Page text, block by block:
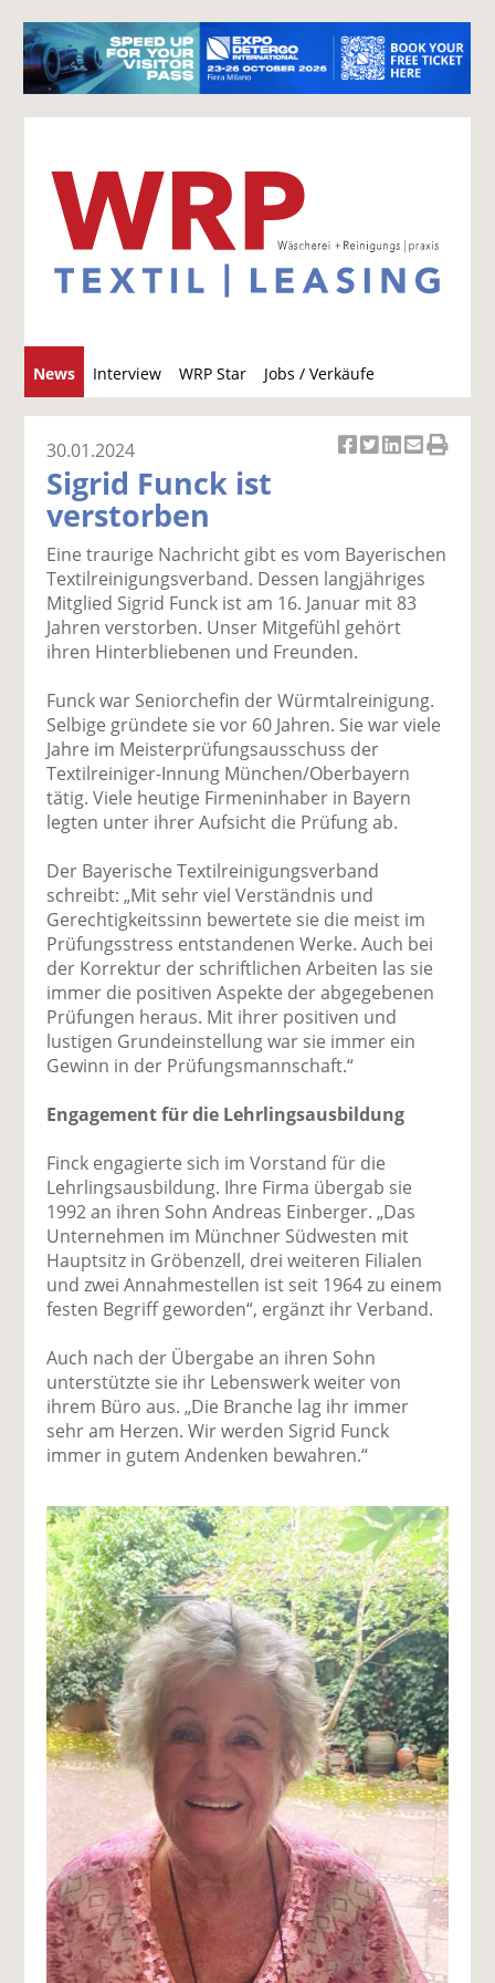
News Interview WRP Star Jobs / Verkäufe
u
c
el
a
uf
F
ac
e
b
o
o
k
te
il
e
n
t
wi
tt
er
el
a
uf
Li
n
e
di
n
il
e
n
el
p
er
E
v
er
n
d
D
30.01.2024
Sigrid Funck ist
verstorben
Eine traurige Nachricht gibt es vom Bayerischen
Textilreinigungsverband. Dessen langjähriges
Mitglied Sigrid Funck ist am 16. Januar mit 83
Jahren verstorben. Unser Mitgefühl gehört
ihren Hinterbliebenen und Freunden.
Funck war Seniorchefin der Würmtalreinigung.
Selbige gründete sie vor 60 Jahren. Sie war viele
Jahre im Meisterprüfungsausschuss der
Textilreiniger-Innung München/Oberbayern
tätig. Viele heutige Firmeninhaber in Bayern
legten unter ihrer Aufsicht die Prüfung ab.
Der Bayerische Textilreinigungsverband
schreibt: „Mit sehr viel Verständnis und
Gerechtigkeitssinn bewertete sie die meist im
Prüfungsstress entstandenen Werke. Auch bei
der Korrektur der schriftlichen Arbeiten las sie
immer die positiven Aspekte der abgegebenen
Prüfungen heraus. Mit ihrer positiven und
lustigen Grundeinstellung war sie immer ein
Gewinn in der Prüfungsmannschaft.“
Engagement für die Lehrlingsausbildung
Finck engagierte sich im Vorstand für die
Lehrlingsausbildung. Ihre Firma übergab sie
1992 an ihren Sohn Andreas Einberger. „Das
Unternehmen im Münchner Südwesten mit
Hauptsitz in Gröbenzell, drei weiteren Filialen
und zwei Annahmestellen ist seit 1964 zu einem
festen Begriff geworden“, ergänzt ihr Verband.
Auch nach der Übergabe an ihren Sohn
unterstützte sie ihr Lebenswerk weiter von
ihrem Büro aus. „Die Branche lag ihr immer
sehr am Herzen. Wir werden Sigrid Funck
immer in gutem Andenken bewahren.“